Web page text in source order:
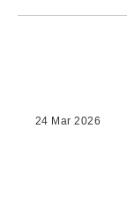
24 Mar 2026